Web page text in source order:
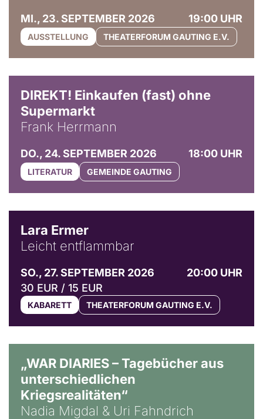
MI., 23. SEPTEMBER 2026 19:00 UHR
AUSSTELLUNG THEATERFORUM GAUTING E.V.
DIREKT! Einkaufen (fast) ohne
Supermarkt
Frank Herrmann
DO., 24. SEPTEMBER 2026 18:00 UHR
LITERATUR GEMEINDE GAUTING
Lara Ermer
Leicht entflammbar
SO., 27. SEPTEMBER 2026
20:00 UHR
30 EUR / 15 EUR
KABARETT THEATERFORUM GAUTING E.V.
„WAR DIARIES – Tagebücher aus
unterschiedlichen
Kriegsrealitäten“
Nadia Migdal & Uri Fahndrich